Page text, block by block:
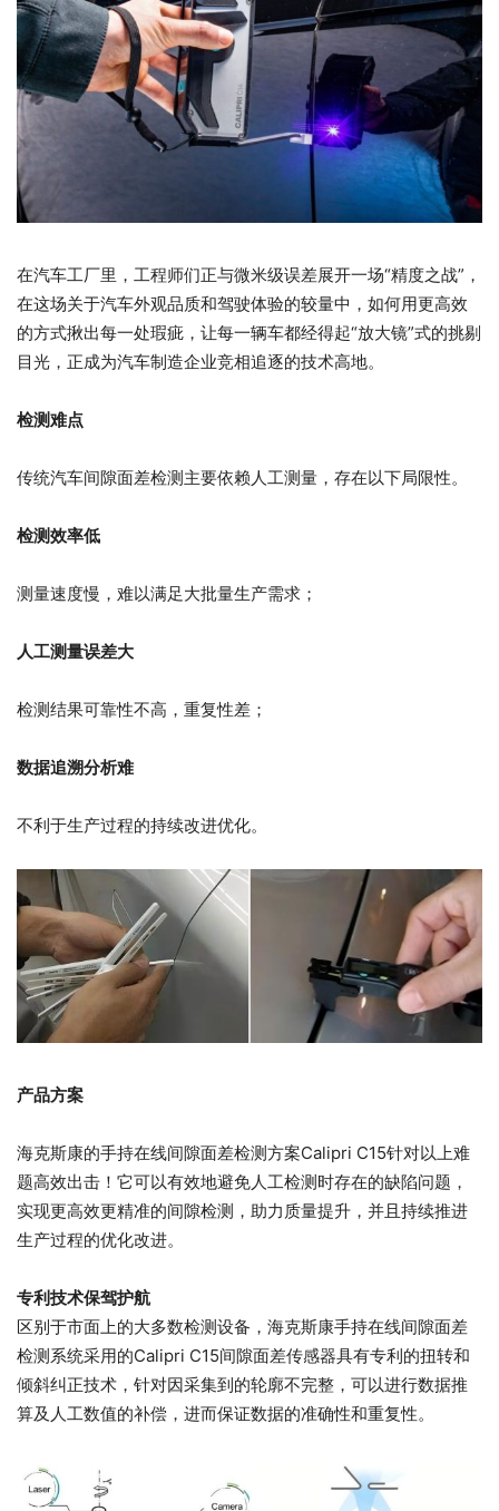
在汽车工厂里，工程师们正与微米级误差展开一场“精度之战”，
在这场关于汽车外观品质和驾驶体验的较量中，如何用更高效
的方式揪出每一处瑕疵，让每一辆车都经得起“放大镜”式的挑剔
目光，正成为汽车制造企业竞相追逐的技术高地。
检测难点
传统汽车间隙面差检测主要依赖人工测量，存在以下局限性。
检测效率低
测量速度慢，难以满足大批量生产需求；
人工测量误差大
检测结果可靠性不高，重复性差；
数据追溯分析难
不利于生产过程的持续改进优化。
产品方案
海克斯康的手持在线间隙面差检测方案Calipri C15针对以上难
题高效出击！它可以有效地避免人工检测时存在的缺陷问题，
实现更高效更精准的间隙检测，助力质量提升，并且持续推进
生产过程的优化改进。
专利技术保驾护航
区别于市面上的大多数检测设备，海克斯康手持在线间隙面差
检测系统采用的Calipri C15间隙面差传感器具有专利的扭转和
倾斜纠正技术，针对因采集到的轮廓不完整，可以进行数据推
算及人工数值的补偿，进而保证数据的准确性和重复性。